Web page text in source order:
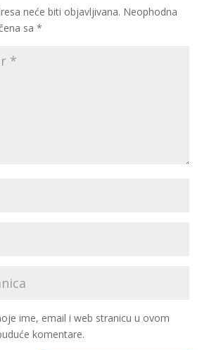
neće biti objavljivana. Neophodna
sa *
ime, email i web stranicu u ovom
komentare.